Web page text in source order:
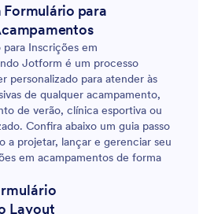
para
Inscrições em
Jotform é um processo
personalizado para atender às
de qualquer acampamento,
de verão, clínica esportiva ou
Confira abaixo um guia passo
a projetar, lançar e gerenciar seu
em acampamentos de forma
Layout